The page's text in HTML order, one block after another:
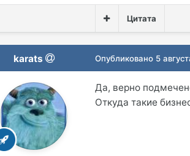
Цитата
karats Опубликовано 5
Да, верно
Откуда такие